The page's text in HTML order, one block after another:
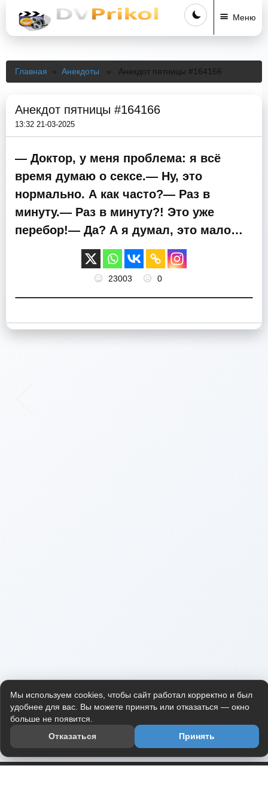
Меню
Главная » Анекдоты » Анекдот пятницы #164166
Анекдот пятницы #164166
13:32 21-03-2025
— Доктор, у меня проблема: я всё
время думаю о сексе.— Ну, это
нормально. А как часто?— Раз в
минуту.— Раз в минуту?! Это уже
перебор!— Да? А я думал, это мало…
23003 0
Мы используем cookies, чтобы сайт работал корректно и был
удобнее для вас. Вы можете принять или отказаться — окно
больше не появится.
Отказаться
Принять